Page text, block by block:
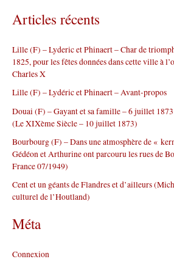
h
e
c
h
e
r
:
Articles récents
Lille (F) – Lyderic et Phinaert – Char de
1825, pour les fêtes données dans cette ville à
Charles X
Lille (F) – Lydéric et Phinaert – Avant-propos
Douai (F) – Gayant et sa famille – 6 juillet 1873
(Le XIXème Siècle – 10 juillet 1873)
Bourbourg (F) – Dans une atmosphère de «
Gédéon et Arthurine ont parcouru les rues de
France 07/1949)
Cent et un géants de Flandres et d’ailleurs
culturel de l’Houtland)
Méta
Connexion